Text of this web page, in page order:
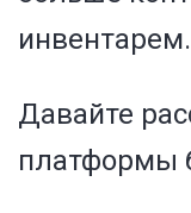
инвентарем.
Давайте
платформы